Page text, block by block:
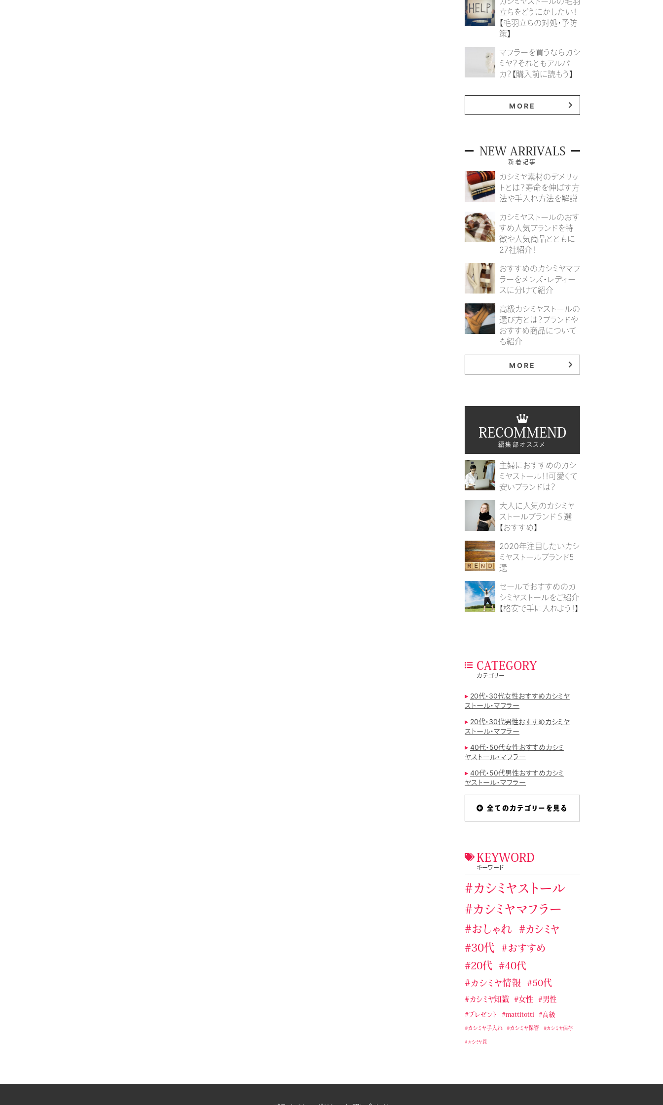
立ちをどうにかしたい！
【毛羽立ちの対処・予防
策】
マフラーを買うならカシ
ミヤ？それともアルパ
カ？【購入前に読もう】
MORE
NEW ARRIVALS
新着記事
カシミヤ素材のデメリッ
トとは？寿命を伸ばす方
法や手入れ方法を解説
カシミヤストールのおす
すめ人気ブランドを特
徴や人気商品とともに
27社紹介！
おすすめのカシミヤマフ
ラーをメンズ・レディー
スに分けて紹介
高級カシミヤストールの
選び方とは？ブランドや
おすすめ商品について
も紹介
MORE
RECOMMEND
編集部オススメ
主婦におすすめのカシ
ミヤストール！！可愛くて
安いブランドは？
大人に人気のカシミヤ
ストールブランド５選
【おすすめ】
2020年注目したいカシ
ミヤストールブランド5
選
セールでおすすめのカ
シミヤストールをご紹介
【格安で手に入れよう！】
CATEGORY
カテゴリー
20代・30代女性おすすめカシミヤ
ストール・マフラー
20代・30代男性おすすめカシミヤ
ストール・マフラー
40代・50代女性おすすめカシミ
ヤストール・マフラー
40代・50代男性おすすめカシミ
ヤストール・マフラー
ーランキング
カシミヤストール・マフラーのコラ
カシミヤストール・マフラー手入
れ
カシミヤストール・マフラー手編
カシミヤストール・マフラー用ブラ
シ
カシミヤマフラー
ヤストール・マフラー
タケオキクチおすすめカシミヤス
トール・マフラー
テストカテゴリー１
バーバリーおすすめカシミヤスト
ユニクロおすすめカシミヤストー
全てのカテゴリーを見る
KEYWORD
キーワード
カシミヤストール
カシミヤマフラー
おしゃれ
カシミヤ
30代
おすすめ
20代 40代
カシミヤ情報 50代
カシミヤ知識 女性 男性
プレゼント mattitotti 高級
カシミヤ手入れ カシミヤ保管 カシミヤ保存
カシミヤ質